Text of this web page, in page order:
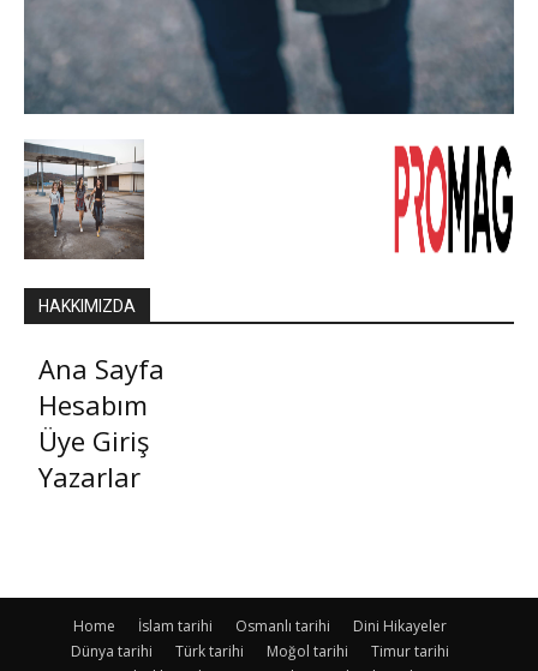
HAKKIMIZDA
Ana Sayfa
Hesabım
Üye Giriş
Yazarlar
Home İslam tarihi Osmanlı tarihi
Dini Hikayeler
Dünya tarihi
Türk tarihi Moğol tarihi
Timur tarihi